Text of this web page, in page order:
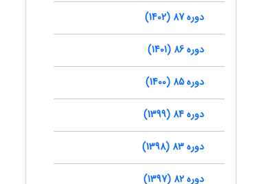
دوره 87 (1402)
دوره 86 (1401)
دوره 85 (1400)
دوره 84 (1399)
دوره 83 (1398)
دوره 82 (1397)